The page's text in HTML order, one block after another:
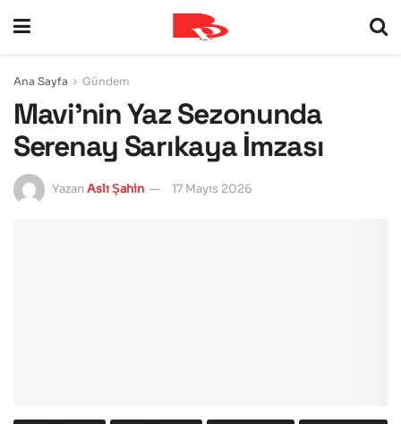
Ana Sayfa Gündem
Mavi’nin Yaz Sezonunda
Serenay Sarıkaya İmzası
Yazan Aslı Şahin 17 Mayıs 2026